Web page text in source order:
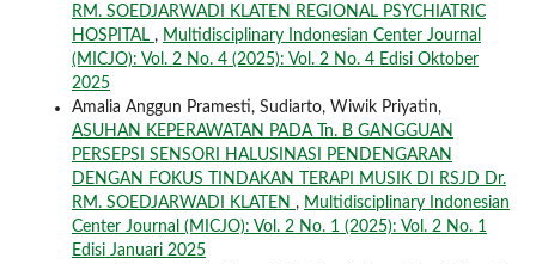
RM. SOEDJARWADI KLATEN REGIONAL PSYCHIATRIC
HOSPITAL , Multidisciplinary Indonesian Center Journal
(MICJO): Vol. 2 No. 4 (2025): Vol. 2 No. 4 Edisi Oktober
2025
Amalia Anggun Pramesti, Sudiarto, Wiwik Priyatin,
ASUHAN KEPERAWATAN PADA Tn. B GANGGUAN
PERSEPSI SENSORI HALUSINASI PENDENGARAN
DENGAN FOKUS TINDAKAN TERAPI MUSIK DI RSJD Dr.
RM. SOEDJARWADI KLATEN , Multidisciplinary Indonesian
Center Journal (MICJO): Vol. 2 No. 1 (2025): Vol. 2 No. 1
Edisi Januari 2025